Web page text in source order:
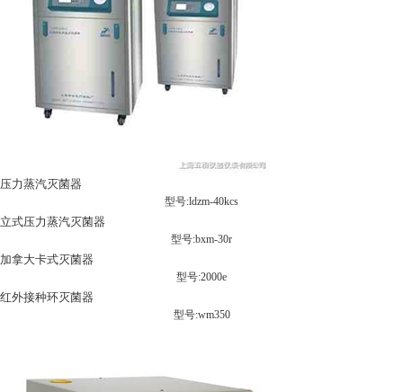
压力蒸汽灭菌器
型号:ldzm-40kcs
立式压力蒸汽灭菌器
型号:bxm-30r
加拿大卡式灭菌器
型号:2000e
红外接种环灭菌器
型号:wm350